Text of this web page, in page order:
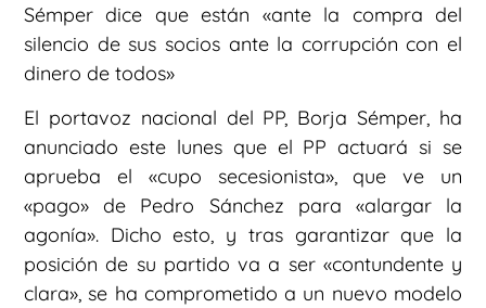
Sémper dice que están «ante la compra del
silencio de sus socios ante la corrupción con el
dinero de todos»
El portavoz nacional del PP, Borja Sémper, ha
anunciado este lunes que el PP actuará si se
aprueba el «cupo secesionista», que ve un
«pago» de Pedro Sánchez para «alargar la
agonía». Dicho esto, y tras garantizar que la
posición de su partido va a ser «contundente y
clara», se ha comprometido a un nuevo modelo